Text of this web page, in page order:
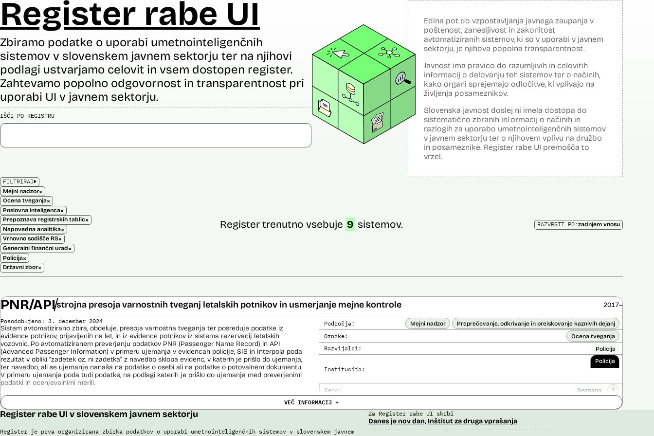
Register rabe UI
Zbiramo podatke o uporabi umetnointeligenčnih
sistemov v slovenskem javnem sektorju ter na njihovi
podlagi ustvarjamo celovit in vsem dostopen register.
Zahtevamo popolno odgovornost in transparentnost pri
uporabi UI v javnem sektorju.
IŠČI PO REGISTRU
Edina pot do vzpostavljanja javnega zaupanja v
poštenost, zanesljivost in zakonitost
avtomatiziranih sistemov, ki so v uporabi v javnem
sektorju, je njihova popolna transparentnost.
Javnost ima pravico do razumljivih in celovitih
informacij o delovanju teh sistemov ter o načinih,
kako organi sprejemajo odločitve, ki vplivajo na
življenja posameznikov.
Slovenska javnost doslej ni imela dostopa do
sistematično zbranih informacij o načinih in
razlogih za uporabo umetnointeligenčnih sistemov
v javnem sektorju ter o njihovem vplivu na družbo
in posameznike. Register rabe UI premošča to
vrzel.
FILTRIRAJ
Mejni nadzor×
Ocena tveganja×
Poslovna inteligenca×
Prepoznava registrskih tablic×
Napovedna analitika×
Vrhovno sodišče RS×
Generalni finančni urad×
Policija×
Državni zbor×
Register trenutno vsebuje 9 sistemov. RAZVRSTI PO:zadnjem vnosu
PNR/APIstrojna presoja varnostnih tveganj letalskih potnikov in usmerjanje mejne kontrole 2017–
Področja: Mejni nadzor Preprečevanje, odkrivanje in preiskovanje kaznivih dejanj
Oznake: Ocena tveganja
Razvijalci: Policija
Institucija:
Policija
Cena: Neznana ?
Analiza učinka na človekove pravice opravljena:
Analiza učinka na osebne podatke opravljena:
Posodobljeno: 3. december 2024
Sistem avtomatizirano zbira, obdeluje, presoja varnostna tveganja ter posreduje podatke iz
evidence potnikov, prijavljenih na let, in iz evidence potnikov iz sistema rezervacij letalskih
vozovnic. Po avtomatiziranem preverjanju podatkov PNR (Passenger Name Record) in API
(Advanced Passenger Information) v primeru ujemanja v evidencah policije, SIS in Interpola poda
rezultat v obliki "zadetek oz. ni zadetka" z navedbo sklopa evidenc, v katerih je prišlo do ujemanja,
ter navedbo, ali se ujemanje nanaša na podatke o osebi ali na podatke o potovalnem dokumentu.
V primeru ujemanja poda tudi podatke, na podlagi katerih je prišlo do ujemanja med preverjenimi
podatki in ocenjevalnimi merili.
Ocenjevalna merila so oblikovana z analitično obdelavo podatkov, pri čemer se oblikujejo
indikatorji tveganja, ki predstavljajo posamezne podatke, za katere je bilo pri analitični obdelavi
ugotovljeno, da predstavljajo specifične potovalne vzorce storilcev terorističnih in drugih hudih
kaznivih dejanj oziroma njihovih žrtev ter zato omogočajo usmerjeno delo policije in drugih
pristojnih organov na takšne osebe. Nacionalna enota za informacije o potnikih lahko glede na
VEČ INFORMACIJ +
Register rabe UI v slovenskem javnem sektorju
Register je prva organizirana zbirka podatkov o uporabi umetnointeligenčnih sistemov v slovenskem javnem
Za Register rabe UI skrbi
Danes je nov dan, Inštitut za druga vprašanja